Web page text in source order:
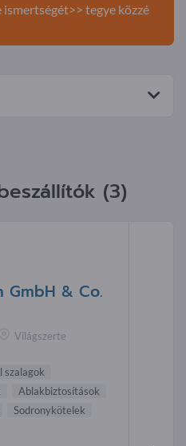
tegye közzé
(3)
GmbH & Co.
Világszerte
szalagok
Ablakbiztosítások
Sodronykötelek